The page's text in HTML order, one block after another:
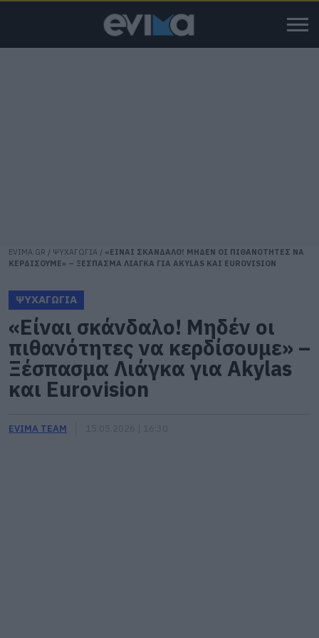
EVIMA.GR / ΨΥΧΑΓΩΓΙΑ / «ΕΙΝΑΙ ΣΚΑΝΔΑΛΟ! ΜΗΔΕΝ ΟΙ ΠΙΘΑΝΟΤΗΤΕΣ ΝΑ
ΚΕΡΔΙΣΟΥΜΕ» – ΞΕΣΠΑΣΜΑ ΛΙΑΓΚΑ ΓΙΑ AKYLAS ΚΑΙ EUROVISION
ΨΥΧΑΓΩΓΙΑ
«Είναι σκάνδαλο! Μηδέν οι
πιθανότητες να κερδίσουμε» –
Ξέσπασμα Λιάγκα για Akylas
και Eurovision
EVIMA TEAM